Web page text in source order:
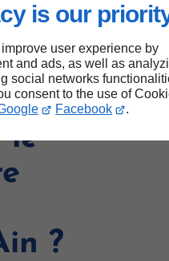
is our
user experience by
and ads, as well as
social networks
consent to the use of
Facebook .
le
?